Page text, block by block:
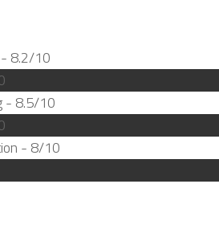
8.2/10
- 8.5/10
- 8/10